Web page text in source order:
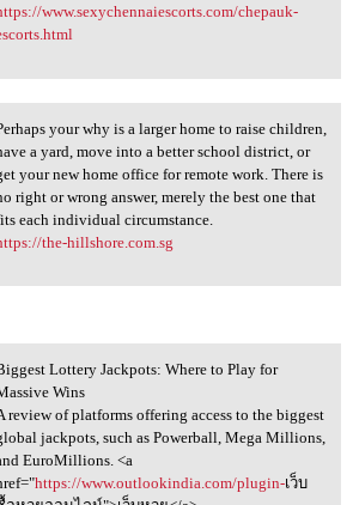
www.sexychennaiescorts.com/chepauk-
your why is a larger
your why is a larger home to raise children,
a yard, move into a better school district, or
your new home office for remote work. There is
right or wrong answer, merely the best one that
each individual circumstance.
the-hillshore.com.sg
Lottery Jackpots:
Lottery Jackpots: Where to Play for
Wins
review of platforms offering access to the biggest
jackpots, such as Powerball, Mega Millions,
EuroMillions. <a
https://www.outlookindia.com/plugin-เว็บ